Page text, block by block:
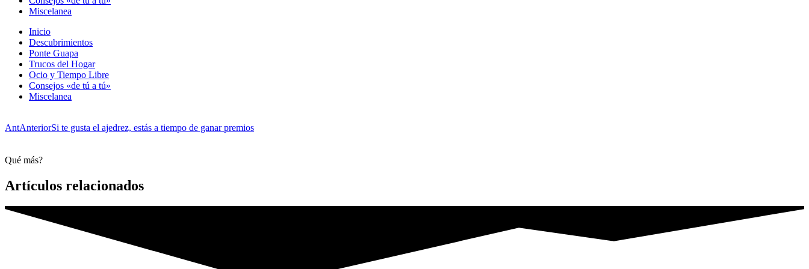
Miscelanea
Inicio
Descubrimientos
Ponte Guapa
Trucos del Hogar
Ocio y Tiempo Libre
Consejos «de tú a tú»
Miscelanea
AntAnteriorSi te gusta el ajedrez, estás a tiempo de ganar premios
Qué más?
Artículos relacionados